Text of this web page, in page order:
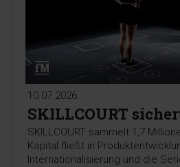
10.07.2026
SKILLCOURT
SKILLCOURT sammelt 1,7
Kapital fließt in
Internationalisierung und die